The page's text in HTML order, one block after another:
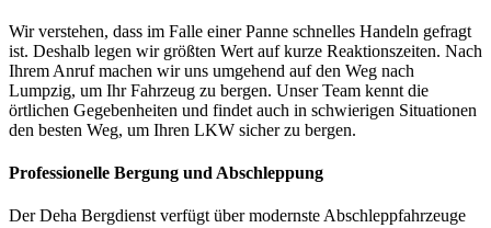
Wir verstehen, dass im Falle einer Panne schnelles Handeln gefragt
ist. Deshalb legen wir größten Wert auf kurze Reaktionszeiten. Nach
Ihrem Anruf machen wir uns umgehend auf den Weg nach
Lumpzig, um Ihr Fahrzeug zu bergen. Unser Team kennt die
örtlichen Gegebenheiten und findet auch in schwierigen Situationen
den besten Weg, um Ihren LKW sicher zu bergen.
Professionelle Bergung und Abschleppung
Der Deha Bergdienst verfügt über modernste Abschleppfahrzeuge